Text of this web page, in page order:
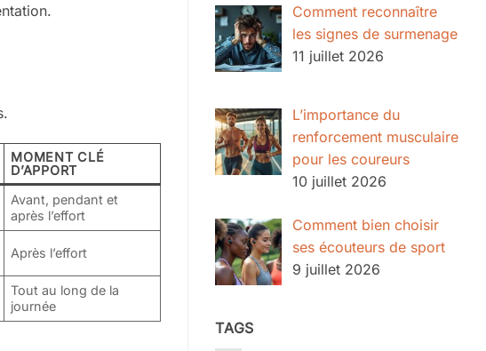
MOMENT CLÉ
D’APPORT
Avant, pendant et
après l’effort
Après l’effort
Tout au long de la
journée
Comment reconnaître
les signes de surmenage
11 juillet 2026
L’importance du
renforcement musculaire
pour les coureurs
10 juillet 2026
Comment bien choisir
ses écouteurs de sport
9 juillet 2026
TAGS